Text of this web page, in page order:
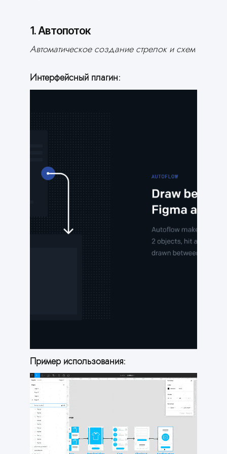
1. Автопоток
Автоматическое создание стрелок и схем
Интерфейсный плагин:
Пример использования: